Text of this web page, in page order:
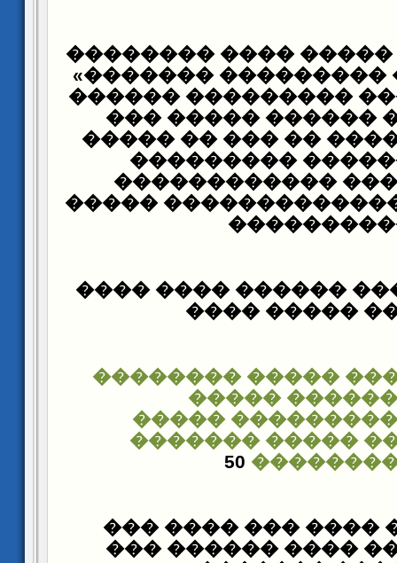
���� ��� ����� ����
��«�������
��� ��� �����
��� ����� ������
����� �� ����� ��
����� ������
����������
���������
��� ��� �����
����� �����
�����������
���������
�������� �����
���� ���� ����
����� ���� ����